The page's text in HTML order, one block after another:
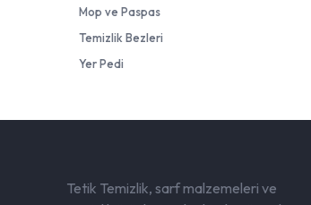
Mop ve Paspas
Temizlik Bezleri
Yer Pedi
Tetik Temizlik, sarf malzemeleri ve